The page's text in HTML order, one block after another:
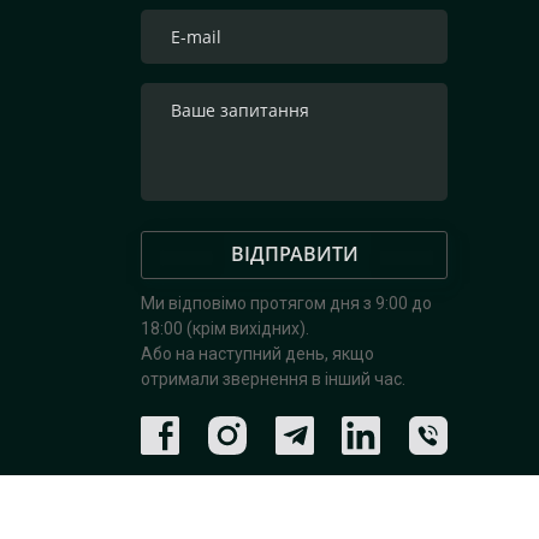
ВІДПРАВИТИ
Ми відповімо протягом дня з 9:00 до
18:00 (крім вихідних).
Або на наступний день, якщо
отримали звернення в інший час.